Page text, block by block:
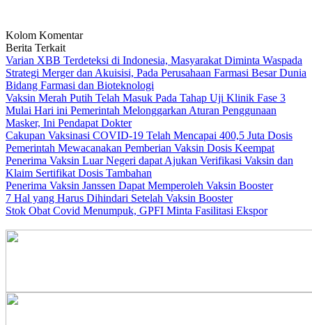
Kolom Komentar
Berita Terkait
Varian XBB Terdeteksi di Indonesia, Masyarakat Diminta Waspada
Strategi Merger dan Akuisisi, Pada Perusahaan Farmasi Besar Dunia
Bidang Farmasi dan Bioteknologi
Vaksin Merah Putih Telah Masuk Pada Tahap Uji Klinik Fase 3
Mulai Hari ini Pemerintah Melonggarkan Aturan Penggunaan
Masker, Ini Pendapat Dokter
Cakupan Vaksinasi COVID-19 Telah Mencapai 400,5 Juta Dosis
Pemerintah Mewacanakan Pemberian Vaksin Dosis Keempat
Penerima Vaksin Luar Negeri dapat Ajukan Verifikasi Vaksin dan
Klaim Sertifikat Dosis Tambahan
Penerima Vaksin Janssen Dapat Memperoleh Vaksin Booster
7 Hal yang Harus Dihindari Setelah Vaksin Booster
Stok Obat Covid Menumpuk, GPFI Minta Fasilitasi Ekspor